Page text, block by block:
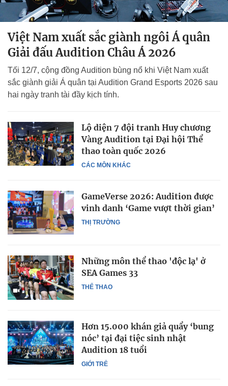
Việt Nam xuất sắc giành ngôi Á quân
Giải đấu Audition Châu Á 2026
Tối 12/7, cộng đồng Audition bùng nổ khi Việt Nam xuất
sắc giành giải Á quân tại Audition Grand Esports 2026 sau
hai ngày tranh tài đầy kịch tính.
CÁC MÔN KHÁC
Lộ diện 7 đội tranh Huy chương
Vàng Audition tại Đại hội Thể
thao toàn quốc 2026
THỊ TRƯỜNG
GameVerse 2026: Audition được
vinh danh ‘Game vượt thời gian’
THỂ THAO
Những môn thể thao 'độc lạ' ở
SEA Games 33
GIỚI TRẺ
Hơn 15.000 khán giả quẩy ‘bung
nóc’ tại đại tiệc sinh nhật
Audition 18 tuổi